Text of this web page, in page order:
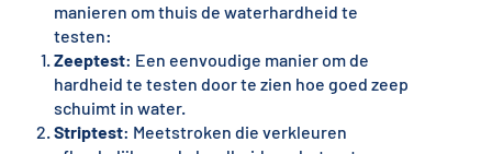
manieren om thuis de waterhardheid te
testen:
Zeeptest: Een eenvoudige manier om de
hardheid te testen door te zien hoe goed zeep
schuimt in water.
Striptest: Meetstroken die verkleuren